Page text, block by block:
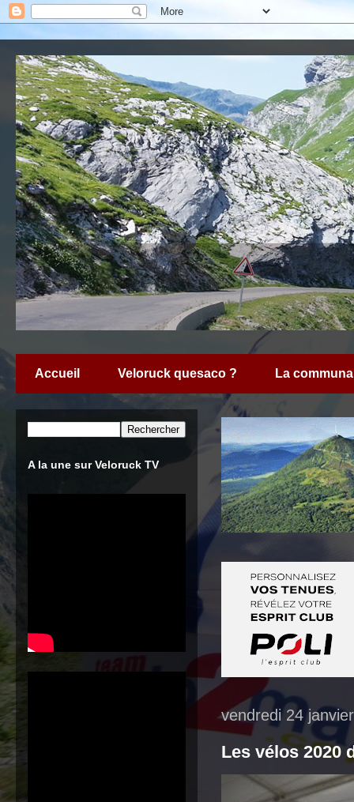
Accueil Veloruck quesaco ? La
vendredi 24
Les vélos 2020
A la une sur Veloruck TV